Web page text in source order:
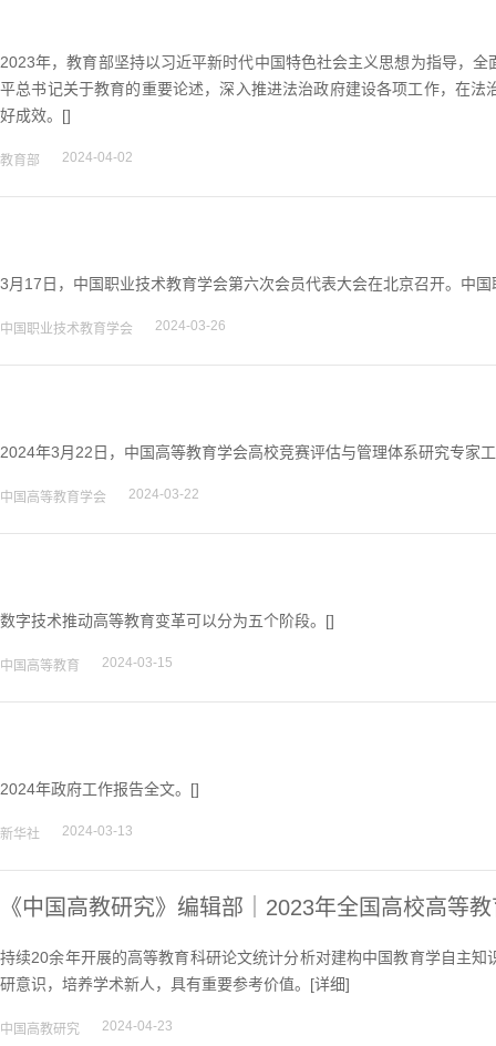
2023年，教育部坚持以习近平新时代中国特色社会主义思想为指导，
平总书记关于教育的重要论述，深入推进法治政府建设各项工作，在
好成效。[]
教育部 2024-04-02
3月17日，中国职业技术教育学会第六次会员代表大会在北京召开。中
中国职业技术教育学会 2024-03-26
2024年3月22日，中国高等教育学会高校竞赛评估与管理体系研究专家
中国高等教育学会 2024-03-22
数字技术推动高等教育变革可以分为五个阶段。[]
中国高等教育 2024-03-15
2024年政府工作报告全文。[]
新华社 2024-03-13
《中国高教研究》编辑部｜2023年全国高校高
持续20余年开展的高等教育科研论文统计分析对建构中国教育学自主
研意识，培养学术新人，具有重要参考价值。[详细]
中国高教研究 2024-04-23